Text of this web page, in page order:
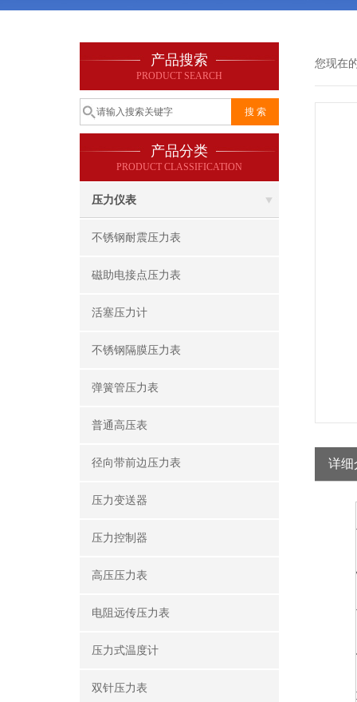
产品搜索
PRODUCT SEARCH
产品分类
PRODUCT CLASSIFICATION
压力仪表
不锈钢耐震压力表
磁助电接点压力表
活塞压力计
不锈钢隔膜压力表
弹簧管压力表
普通高压表
径向带前边压力表
压力变送器
压力控制器
高压压力表
电阻远传压力表
压力式温度计
双针压力表
您现在
详细